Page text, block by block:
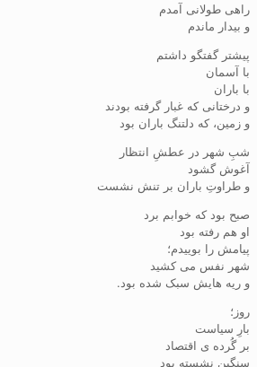
راهی طولانی آمدم
و بیدار ماندم
پیشتر گفتگو داشتم
با آسمان
با باران
و درختانی که غبار گرفته بودند
و زمین، که دلتنگ باران بود
شبِ شهر در عطشِ انتظار
آغوش گشود
و طراوتِ باران بر تنش نشست
صبح بود که خوابم برد
او هم رفته بود
پیامش را بوییدم؛
شهر نفس می کشید
و ریه هایش سبک شده بود.
روز؛
بارِ سیاست
بر گُرده ی اقتصاد
سنگین نشسته بود